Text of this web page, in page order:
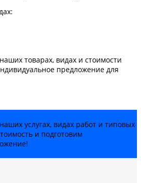
товарах, видах и стоимости
предложение для
услугах, видах работ и типовых
и подготовим